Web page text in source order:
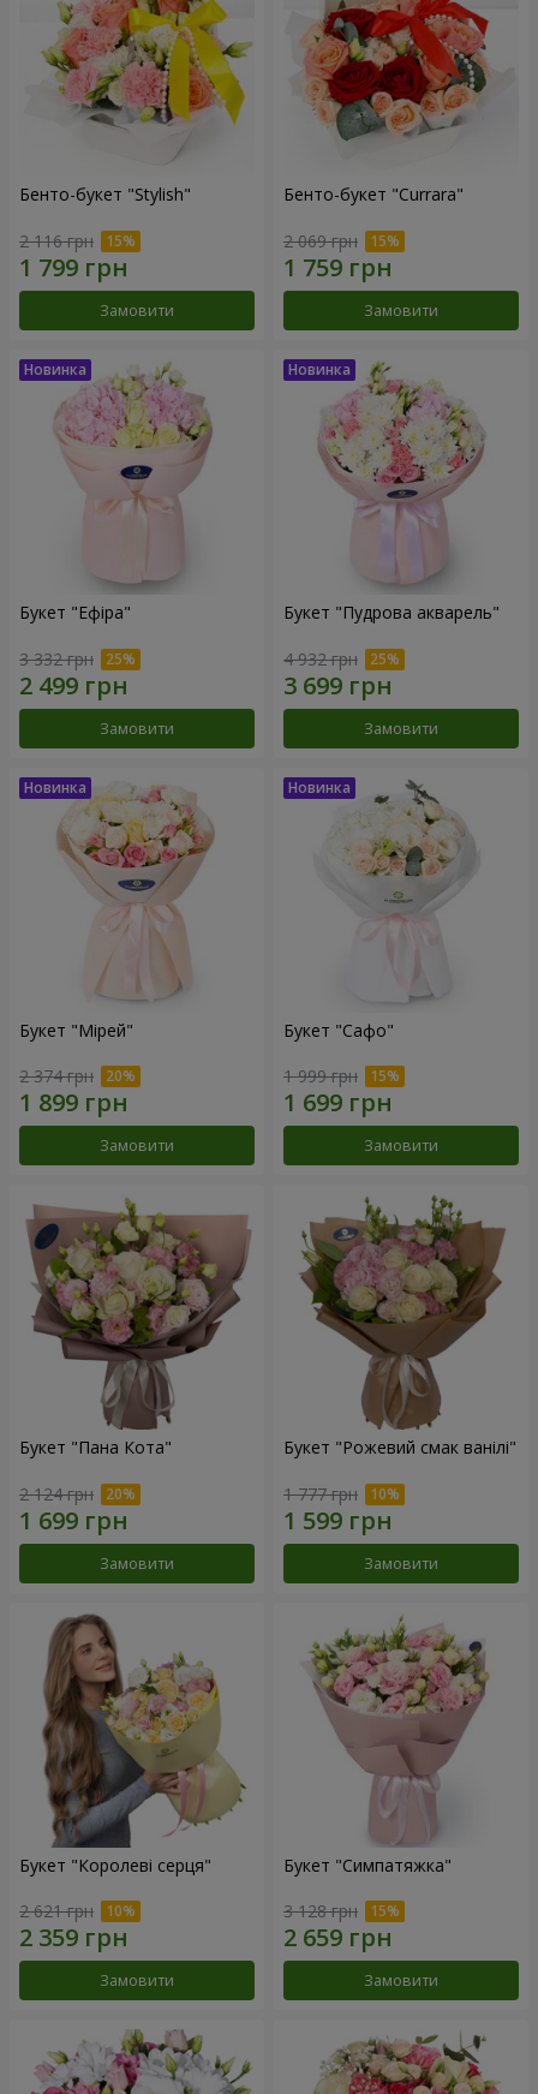
Бенто-букет "Stylish"
2 116 грн
Замовити
Бенто-букет "Currara"
2 069 грн
Замовити
Букет "Ефіра"
3 332 грн
Замовити
Букет "Пудрова акварель"
4 932 грн
Замовити
Букет "Мірей"
2 374 грн
Замовити
Букет "Сафо"
1 999 грн
Замовити
Букет "Пана Кота"
2 124 грн
Замовити
Букет "Рожевий смак ванілі"
1 777 грн
Замовити
Букет "Королеві серця"
2 621 грн
Замовити
Букет "Симпатяжка"
3 128 грн
Замовити